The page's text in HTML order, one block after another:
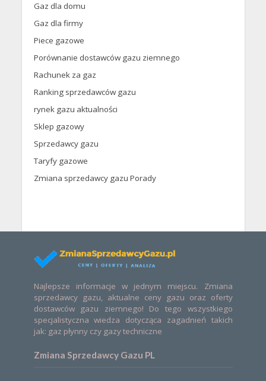
Gaz dla domu
Gaz dla firmy
Piece gazowe
Porównanie dostawców gazu ziemnego
Rachunek za gaz
Ranking sprzedawców gazu
rynek gazu aktualności
Sklep gazowy
Sprzedawcy gazu
Taryfy gazowe
Zmiana sprzedawcy gazu Porady
Najlepsze informacje w jednym miejscu. Zmiana
sprzedawcy gazu, aktualne ceny gazu oraz oferty
dostawców gazu ziemnego! Do tego wszystkiego
specjalistyczna wiedza dotycząca zagadnień takich
jak: gaz płynny czy gazy techniczne
Zmiana Sprzedawcy Gazu PL